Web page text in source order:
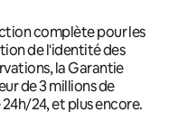
complète pour les
de l'identité des
la Garantie
de 3 millions de
24, et plus encore.